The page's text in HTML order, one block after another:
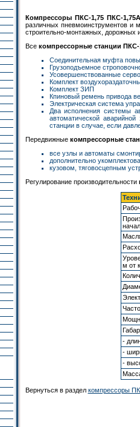
Компрессоры ПКС-1,75 ПКС-1,75А
различных пневмоинструментов и
строительно-монтажных, дорожных
Все компрессорные станции
Соединительная муфта
Грузоподъемное
Усовершенствованные
Комплект
Комплект ЗИП
Кпиновый ремень привода
Электрическая система
Два исполнения системы
автоматической
станции в случае, если
Передвижные компрессорные
все узлы и автоматы
дополнительно
кузовом, тяговосцепным
Регулирование производительности
м от
-
-
-
Вернуться в раздел компрессоры